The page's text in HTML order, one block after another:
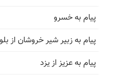
پیام به خسرو
پیام به زبیر شیر خروشان از
پیام به عزیز از یزد